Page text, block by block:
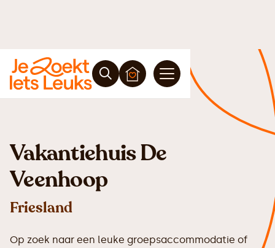
Vakantiehuis De
Veenhoop
Friesland
Op zoek naar een leuke groepsaccommodatie of